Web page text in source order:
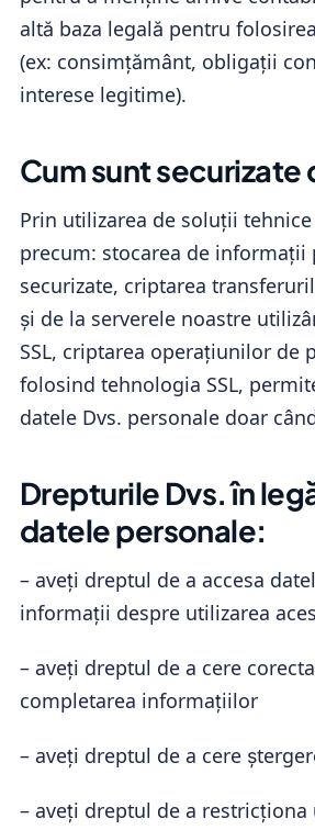
altă baza legală pentru
(ex: consimțământ, obligații
interese legitime).
Cum sunt securizate
Prin utilizarea de soluții
precum: stocarea de informații
securizate, criptarea
și de la serverele noastre
SSL, criptarea operațiunilor de
folosind tehnologia SSL,
datele Dvs. personale doar
Drepturile Dvs. în
datele personale:
– aveți dreptul de a accesa
informații despre utilizarea
– aveți dreptul de a cere
completarea informațiilor
– aveți dreptul de a cere
– aveți dreptul de a